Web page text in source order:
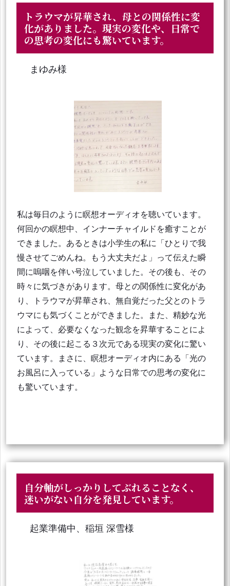
トラウマが昇華され、母との関係性に変
化がありました。現実の変化や、日常で
の思考の変化にも驚いています。
まゆみ様
私は毎日のように瞑想オーディオを聴いています。
何回かの瞑想中、インナーチャイルドを癒すことが
できました。あるときは小学生の私に「ひとりで我
慢させてごめんね。もう大丈夫だよ」って伝えた瞬
間に嗚咽を伴い号泣していました。その後も、その
時々に気づきがあります。母との関係性に変化があ
り、トラウマが昇華され、無自覚だった父とのトラ
ウマにも気づくことができました。また、精妙な光
によって、必要なくなった観念を昇華することによ
り、その後に起こる３次元である現実の変化に驚い
ています。まさに、瞑想オーディオ内にある「光の
お風呂に入っている」ような日常での思考の変化に
も驚いています。
自分軸がしっかりしてぶれることなく、
迷いがない自分を発見しています。
起業準備中、稲垣 深雪様